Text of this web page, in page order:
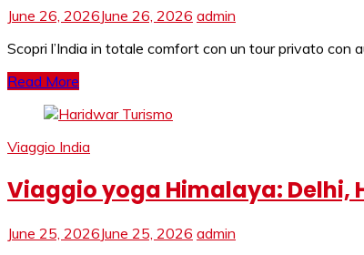
June 26, 2026June 26, 2026 admin
Scopri l’India in totale comfort con un tour privato con
Read More
Viaggio India
Viaggio yoga Himalaya: Delhi,
June 25, 2026June 25, 2026 admin